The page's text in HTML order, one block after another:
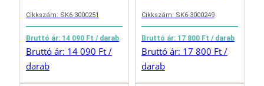
Cikkszám: SK6-3000251
Bruttó ár: 14 090 Ft / darab
Bruttó ár: 14 090 Ft /
darab
Cikkszám: SK6-3000249
Bruttó ár: 17 800 Ft / darab
Bruttó ár: 17 800 Ft /
darab